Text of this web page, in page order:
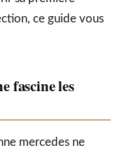
ce guide vous
fascine les
mercedes ne